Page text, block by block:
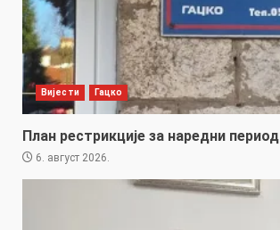
Вијести Гацко
План рестрикције за наредни период
6. август 2026.